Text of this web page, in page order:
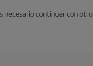
necesario continuar con otro